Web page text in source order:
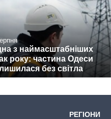
з наймасштабніших
року: частина Одеси
без світла
РЕГІОНИ